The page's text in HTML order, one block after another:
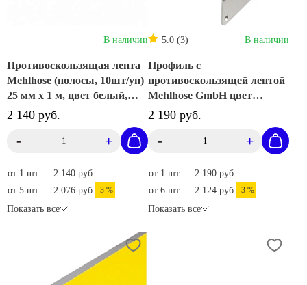
В наличии
Противоскользящая лента
Mehlhose (полосы, 10шт/уп)
25 мм х 1 м, цвет белый,
M1TV100252
2 140 руб.
- +
от 1 шт — 2 140 руб.
от 5 шт — 2 076 руб. -3 %
Показать все
5.0 (3) В наличии
Профиль с
противоскользящей лентой
Mehlhose GmbH цвет
черный 120х45х1000мм
AKM1SF2
2 190 руб.
- +
от 1 шт — 2 190 руб.
от 6 шт — 2 124 руб. -3 %
Показать все